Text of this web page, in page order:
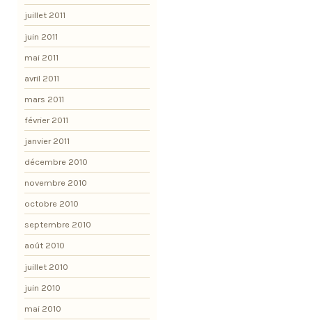
juillet 2011
juin 2011
mai 2011
avril 2011
mars 2011
février 2011
janvier 2011
décembre 2010
novembre 2010
octobre 2010
septembre 2010
août 2010
juillet 2010
juin 2010
mai 2010